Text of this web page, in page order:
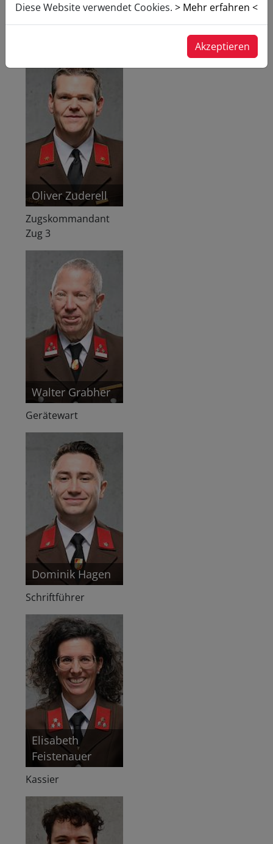
Diese Website verwendet Cookies. > Mehr erfahren <
Akzeptieren
Zugskommandant
Oliver Zuderell
Zugskommandant
Zug 3
Walter Grabher
Gerätewart
Dominik Hagen
Schriftführer
Elisabeth
Feistenauer
Kassier